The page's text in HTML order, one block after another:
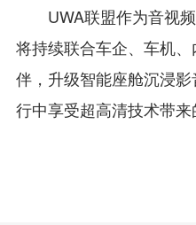
UWA联盟作为音视
将持续联合车企、车机
伴，升级智能座舱沉浸
行中享受超高清技术带来